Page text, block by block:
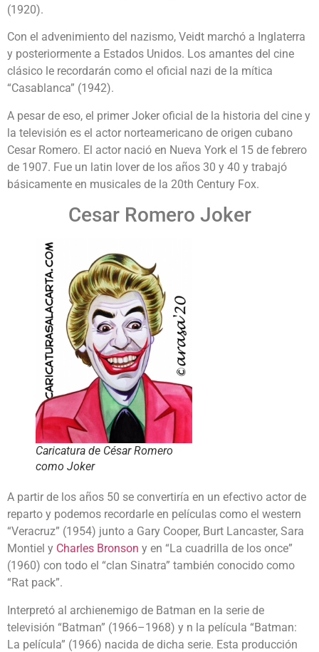
(1920).
Con el advenimiento del nazismo, Veidt marchó a Inglaterra
y posteriormente a Estados Unidos. Los amantes del cine
clásico le recordarán como el oficial nazi de la mítica
“Casablanca” (1942).
A pesar de eso, el primer Joker oficial de la historia del cine y
la televisión es el actor norteamericano de origen cubano
Cesar Romero. El actor nació en Nueva York el 15 de febrero
de 1907. Fue un latin lover de los años 30 y 40 y trabajó
básicamente en musicales de la 20th Century Fox.
Cesar Romero Joker
Caricatura de César Romero
como Joker
A partir de los años 50 se convertiría en un efectivo actor de
reparto y podemos recordarle en películas como el western
“Veracruz” (1954) junto a Gary Cooper, Burt Lancaster, Sara
Montiel y Charles Bronson y en “La cuadrilla de los once”
(1960) con todo el “clan Sinatra” también conocido como
“Rat pack”.
Interpretó al archienemigo de Batman en la serie de
televisión “Batman” (1966–1968) y n la película “Batman:
La película” (1966) nacida de dicha serie. Esta producción